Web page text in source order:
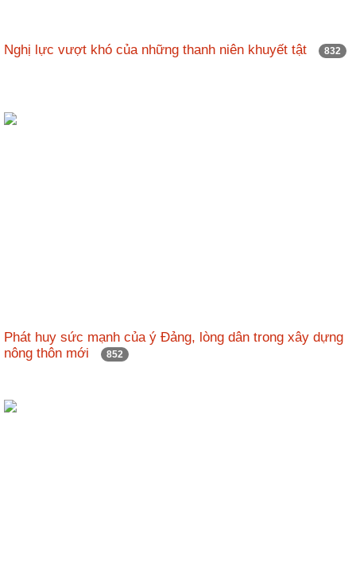
Nghị lực vượt khó của những thanh niên khuyết tật 832
Phát huy sức mạnh của ý Đảng, lòng dân trong xây dựng
nông thôn mới
852